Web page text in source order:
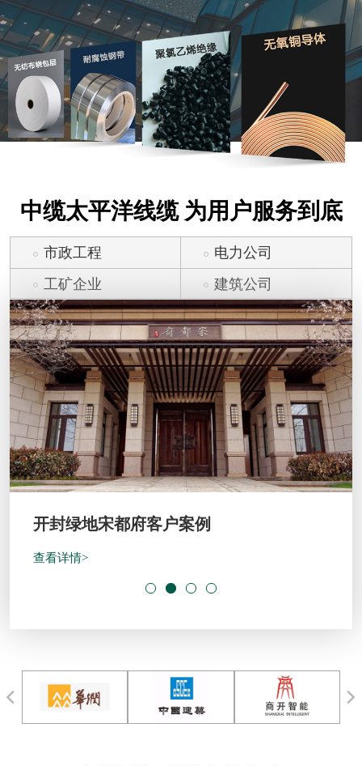
中缆太平洋线缆 为用户服务到底
市政工程
电力公司
工矿企业
建筑公司
开封绿地宋都府客户案例
查看详情>